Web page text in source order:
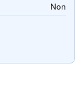
Non